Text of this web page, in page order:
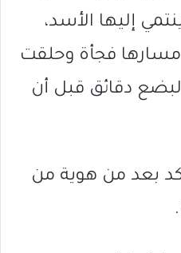
إليها الأسد،
فجأة وحلقت
دقائق قبل أن
بعد من هوية من